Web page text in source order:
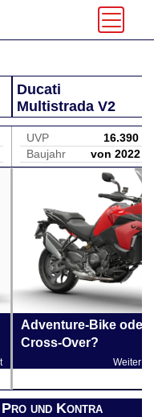
Ducati
Multistrada V2
UVP
16.390 €
Baujahr
von 2022
Adventure-Bike oder
Cross-Over?
Weiter
Pro und Kontra